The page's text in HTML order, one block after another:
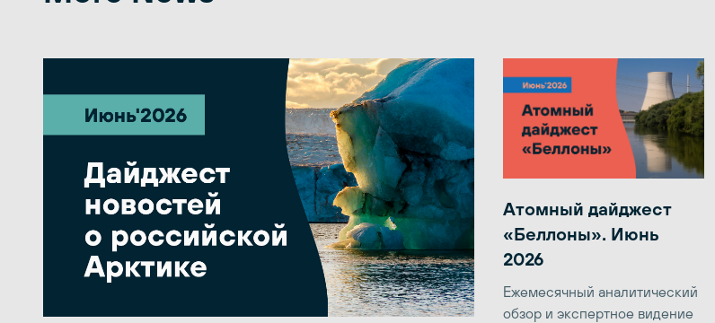
Атомный дайджест
«Беллоны». Июнь
2026
Ежемесячный аналитический
обзор и экспертное видение